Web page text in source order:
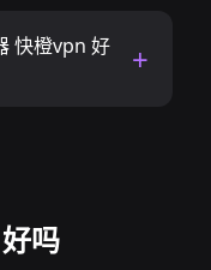
快橙vpn 好
吗